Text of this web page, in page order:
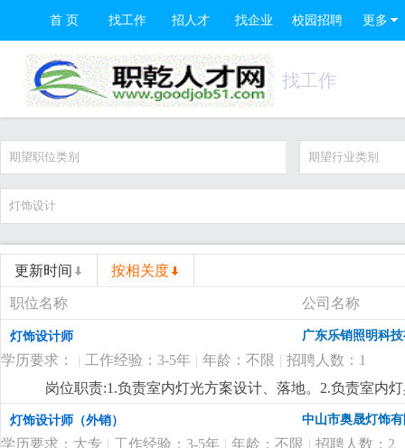
首 页 找工作 招人才 找企业 校园招聘 更多
找工作
期望职位类别 期望行业类别
更新时间 按相关度
职位名称 公司名称
灯饰设计师 广东乐销照明科
学历要求： | 工作经验：3-5年 | 年龄：不限 | 招聘人数：1
岗位职责:1.负责室内灯光方案设计、落地。2.负责室内
开发。岗位要求:1.3年以上室内照明设计经验，熟练使
台灯、壁灯、办公线条灯、洗墙灯等设计开发业务熟练
灯饰设计师（外销） 中山市奥晟灯饰
学历要求：大专 | 工作经验：3-5年 | 年龄：不限 | 招聘人数：2